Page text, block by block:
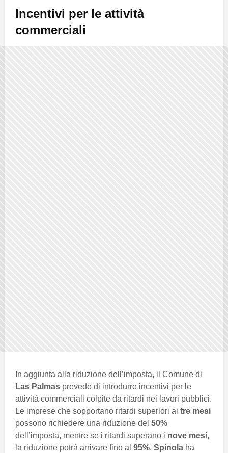
Incentivi per le attività
commerciali
In aggiunta alla riduzione dell’imposta, il Comune di
Las Palmas prevede di introdurre incentivi per le
attività commerciali colpite da ritardi nei lavori pubblici.
Le imprese che sopportano ritardi superiori ai tre mesi
possono richiedere una riduzione del 50%
dell’imposta, mentre se i ritardi superano i nove mesi,
la riduzione potrà arrivare fino al 95%. Spínola ha